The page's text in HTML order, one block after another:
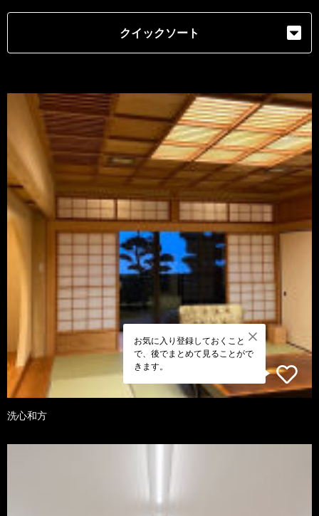
クイックソート
お気に入り登録しておくこと
で、後でまとめて見ることがで
きます。
洗心和方